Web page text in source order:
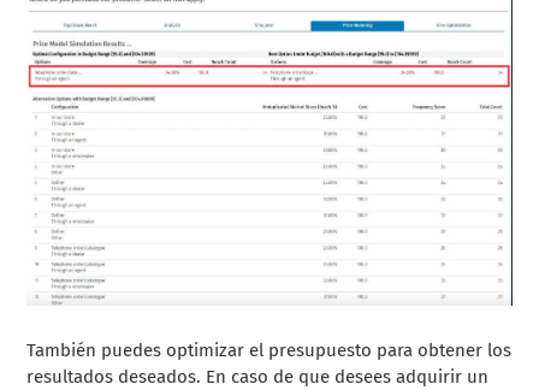
También puedes optimizar el presupuesto para obtener los
resultados deseados. En caso de que desees adquirir un